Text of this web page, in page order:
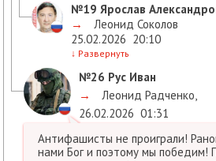
№19 Ярослав
→
Леонид Соколов
25.02.2026 20:10
↓ Развернуть
№26 Рус Иван
→
Леонид Радченко
26.02.2026 01:31
Антифашисты не проиграли!
нами Бог и поэтому мы победим!